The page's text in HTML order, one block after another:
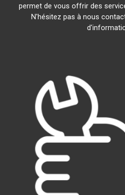
permet de vous offrir des
N'hésitez pas à nous